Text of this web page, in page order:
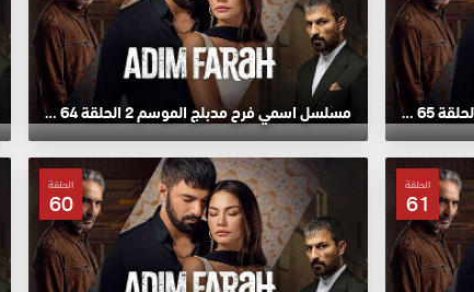
مسلسل اسمي فرح مدبلج الموسم 2 الحلقة 65 والأخيرة HD مسلسل اسمي فرح مدبلج الموسم 2 الحلقة 64 HD
الحلقة
61
الحلقة
60